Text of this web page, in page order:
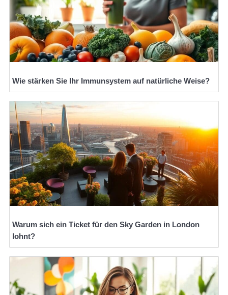
Wie stärken Sie Ihr Immunsystem auf natürliche Weise?
Warum sich ein Ticket für den Sky Garden in London
lohnt?